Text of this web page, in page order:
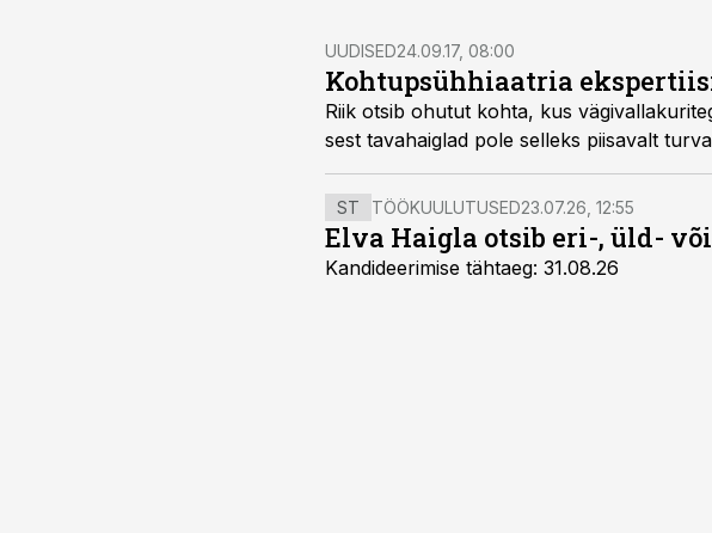
UUDISED24.09.17, 08:00
Kohtupsühhiaatria
Riik otsib ohutut kohta, kus
sest tavahaiglad pole selleks piisavalt
ST TÖÖKUULUTUSED23.07.26, 12:55
Elva Haigla otsib eri-, üld-
Kandideerimise tähtaeg: 31.08.26